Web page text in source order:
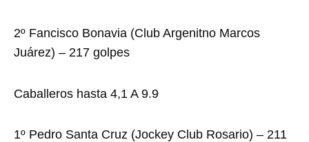
2º Fancisco Bonavia (Club Argenitno Marcos
Juárez) – 217 golpes
Caballeros hasta 4,1 A 9.9
1º Pedro Santa Cruz (Jockey Club Rosario) – 211